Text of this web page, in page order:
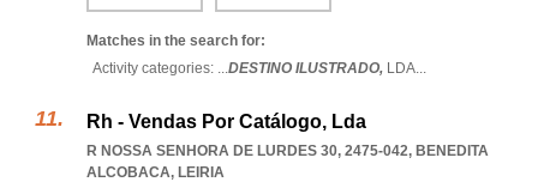
Matches in the search for:
Activity categories: ...DESTINO ILUSTRADO, LDA...
Rh - Vendas Por Catálogo, Lda
R NOSSA SENHORA DE LURDES 30, 2475-042, BENEDITA
ALCOBACA, LEIRIA